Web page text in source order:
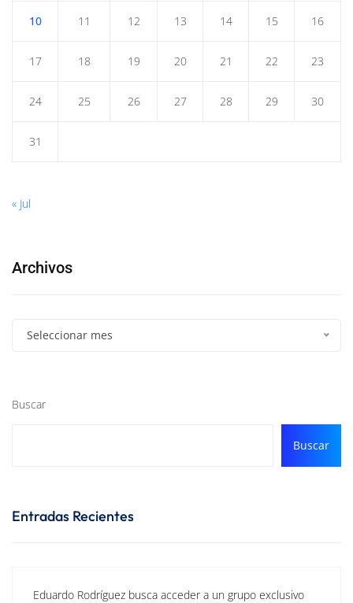
10 11 12 13 14 15 16
17 18 19 20 21 22 23
24 25 26 27 28 29 30
31
« Jul
Archivos
Seleccionar mes
Buscar
Buscar
Entradas Recientes
Eduardo Rodríguez busca acceder a un grupo exclusivo